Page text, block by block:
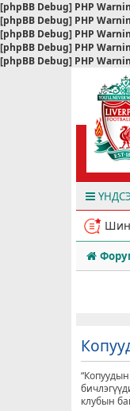
[phpBB Debug] PHP
[phpBB Debug] PHP
[phpBB Debug] PHP
[phpBB Debug] PHP
[phpBB Debug] PHP
клубын